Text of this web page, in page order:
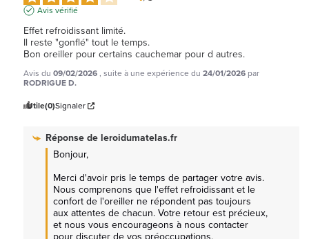
Avis vérifié
Effet refroidissant limité.
Il reste "gonflé" tout le temps.
Bon oreiller pour certains cauchemar pour d autres.
Avis du 09/02/2026, suite à une expérience du 24/01/2026 par
RODRIGUE D.
Utile(0)Signaler
Réponse deleroidumatelas.fr
Bonjour,
Merci d'avoir pris le temps de partager votre avis.
Nous comprenons que l'effet refroidissant et le
confort de l'oreiller ne répondent pas toujours
aux attentes de chacun. Votre retour est précieux,
et nous vous encourageons à nous contacter